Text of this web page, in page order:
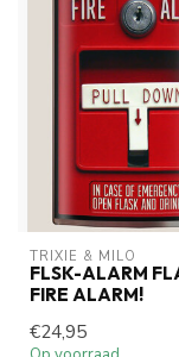
TRIXIE & MILO
FLSK-ALARM
FIRE ALARM!
€24,95